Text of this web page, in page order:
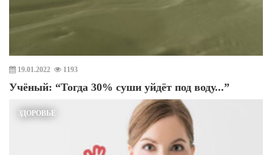
19.01.2022 1193
Учёный: “Тогда 30% суши уйдёт под воду...”
ЗДОРОВЬЕ